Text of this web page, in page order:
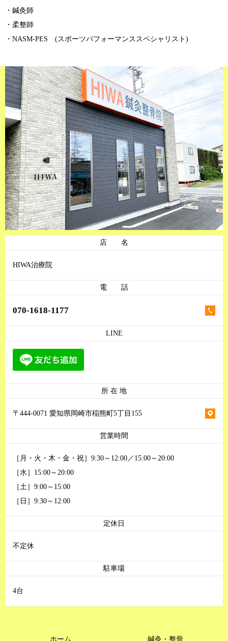
・鍼灸師
・柔整師
・NASM-PES (スポーツパフォーマンススペシャリスト)
店 名
HIWA治療院
電 話
070-1618-1177
LINE
所 在 地
〒444-0071 愛知県岡崎市稲熊町5丁目155
営業時間
［月・火・木・金・祝］9:30～12:00／15:00～20:00
［水］15:00～20:00
［土］9:00～15:00
［日］9:30～12:00
定休日
不定休
駐車場
4台
ホーム 鍼灸・整骨